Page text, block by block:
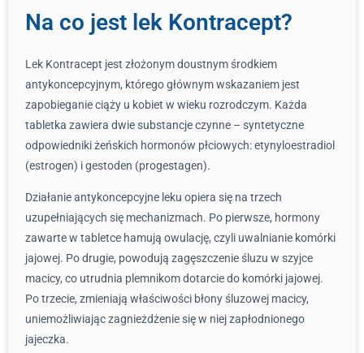
Na co jest lek Kontracept?
Lek Kontracept jest złożonym doustnym środkiem
antykoncepcyjnym, którego głównym wskazaniem jest
zapobieganie ciąży u kobiet w wieku rozrodczym. Każda
tabletka zawiera dwie substancje czynne – syntetyczne
odpowiedniki żeńskich hormonów płciowych: etynyloestradiol
(estrogen) i gestoden (progestagen).
Działanie antykoncepcyjne leku opiera się na trzech
uzupełniających się mechanizmach. Po pierwsze, hormony
zawarte w tabletce hamują owulację, czyli uwalnianie komórki
jajowej. Po drugie, powodują zagęszczenie śluzu w szyjce
macicy, co utrudnia plemnikom dotarcie do komórki jajowej.
Po trzecie, zmieniają właściwości błony śluzowej macicy,
uniemożliwiając zagnieżdżenie się w niej zapłodnionego
jajeczka.